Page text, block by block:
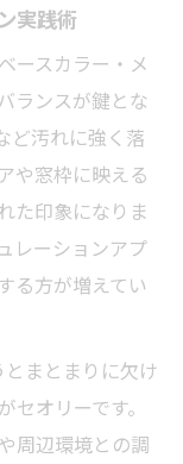
選びのコツ
る色とは
う秘訣
引き出す方
敗例と対策
レーション
実践術
ースカラー・メ
ランスが鍵とな
ど汚れに強く落
や窓枠に映える
た印象になりま
レーションアプ
る方が増えてい
まとまりに欠け
オリーです。
周辺環境との調